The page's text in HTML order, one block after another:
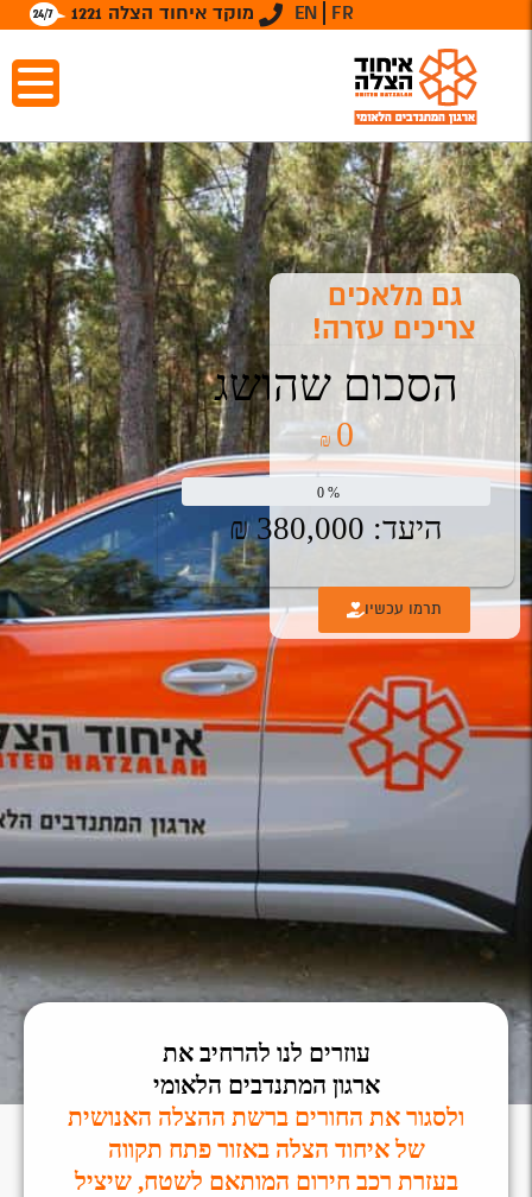
מוקד איחוד הצלה 1221 EN FR
גם מלאכים
צריכים עזרה!
הסכום שהושג
0
₪
0 %
היעד: 380,000
₪
תרמו עכשיו
עוזרים לנו להרחיב את
ארגון המתנדבים הלאומי
ולסגור את החורים ברשת ההצלה האנושית
של איחוד הצלה באזור פתח תקווה
בעזרת רכב חירום המותאם לשטח, שיציל